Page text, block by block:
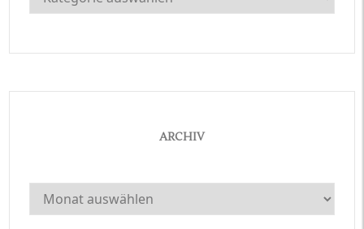
ARCHIV
Archiv